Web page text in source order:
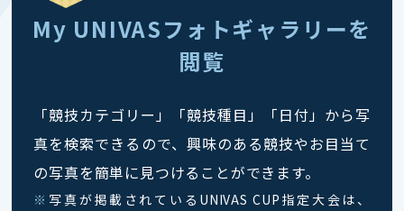
My UNIVASフォトギャラリーを
閲覧
「競技カテゴリー」「競技種目」「日付」から写
真を検索できるので、興味のある競技やお目当て
の写真を簡単に見つけることができます。
※ 写真が掲載されているUNIVAS CUP指定大会は、